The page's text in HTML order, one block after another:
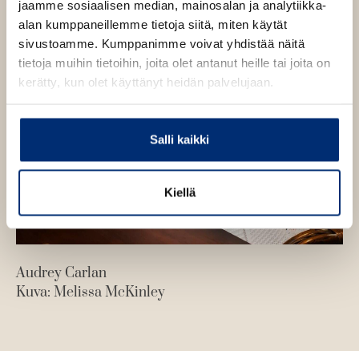
jaamme sosiaalisen median, mainosalan ja analytiikka-
alan kumppaneillemme tietoja siitä, miten käytät
sivustoamme. Kumppanimme voivat yhdistää näitä
tietoja muihin tietoihin, joita olet antanut heille tai joita on
kerätty, kun olet käyttänyt heidän palvelujaan.
Salli kaikki
Kiellä
n
Audrey Carlan
Kuva: Melissa McKinley